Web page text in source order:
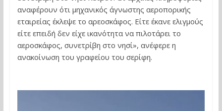
αναφέρουν ότι μηχανικός άγνωστης αεροπορικής
εταιρείας έκλεψε το αρεοσκάφος. Είτε έκανε ελιγμούς
είτε επειδή δεν είχε ικανότητα να πιλοτάρει το
αεροσκάφος, συνετρίβη στο νησί», ανέφερε η
ανακοίνωση του γραφείου του σερίφη.